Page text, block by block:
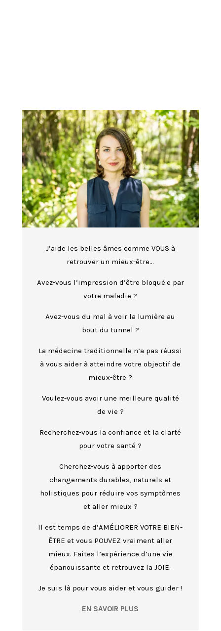
J’aide les belles âmes comme VOUS à
retrouver un mieux-être…
Avez-vous l’impression d’être bloqué.e par
votre maladie ?
Avez-vous du mal à voir la lumière au
bout du tunnel ?
La médecine traditionnelle n’a pas réussi
à vous aider à atteindre votre objectif de
mieux-être ?
Voulez-vous avoir une meilleure qualité
de vie ?
Recherchez-vous la confiance et la clarté
pour votre santé ?
Cherchez-vous à apporter des
changements durables, naturels et
holistiques pour réduire vos symptômes
et aller mieux ?
Il est temps de d’AMÉLIORER VOTRE BIEN-
ÊTRE et vous POUVEZ vraiment aller
mieux. Faites l’expérience d’une vie
épanouissante et retrouvez la JOIE.
Je suis là pour vous aider et vous guider !
EN SAVOIR PLUS